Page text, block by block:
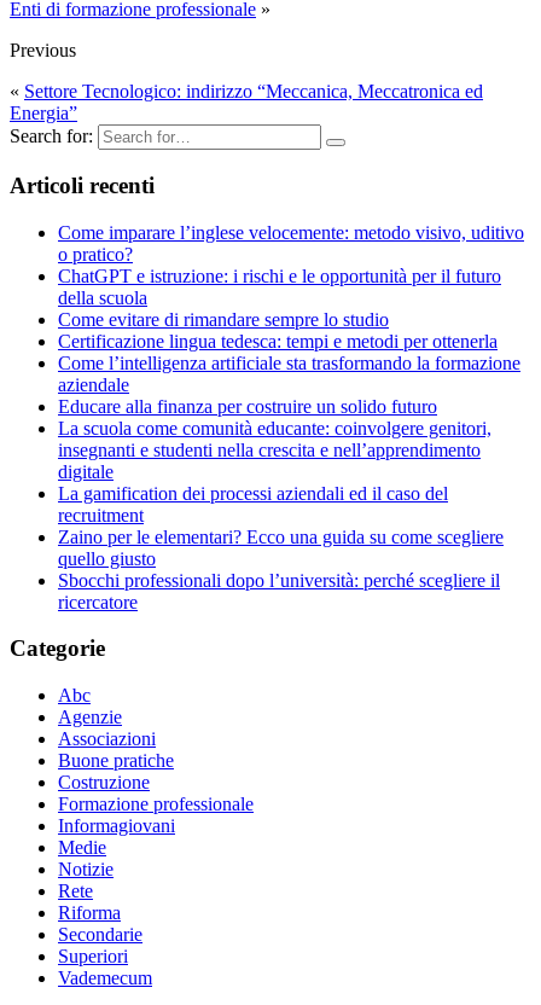
Enti di formazione professionale »
Previous
« Settore Tecnologico: indirizzo “Meccanica, Meccatronica ed
Energia”
Search for:
Articoli recenti
Come imparare l’inglese velocemente: metodo visivo, uditivo
o pratico?
ChatGPT e istruzione: ​i rischi e le opportunità per il futuro
della scuola
Come evitare di rimandare sempre lo studio
Certificazione lingua tedesca: tempi e metodi per ottenerla
Come l’intelligenza artificiale sta trasformando la formazione
aziendale
Educare alla finanza per costruire un solido futuro
La scuola come comunità educante: coinvolgere genitori,
insegnanti e studenti nella crescita e nell’apprendimento
digitale
La gamification dei processi aziendali ed il caso del
recruitment
Zaino per le elementari? Ecco una guida su come scegliere
quello giusto
Sbocchi professionali dopo l’università: perché scegliere il
ricercatore
Categorie
Abc
Agenzie
Associazioni
Buone pratiche
Costruzione
Formazione professionale
Informagiovani
Medie
Notizie
Rete
Riforma
Secondarie
Superiori
Vademecum